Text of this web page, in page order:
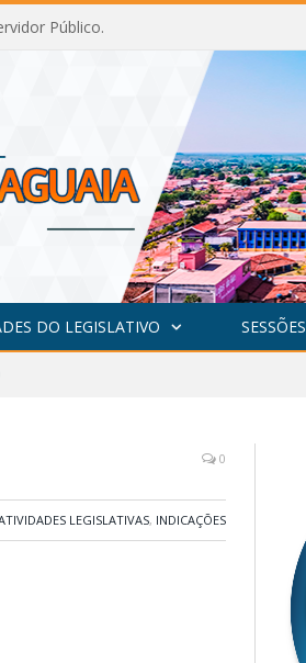
Público.
DO LEGISLATIVO SESSÕES
0
LEGISLATIVAS, INDICAÇÕES